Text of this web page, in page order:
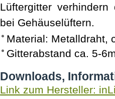
Lüftergitter
bei Gehäuselüftern.
Material: Metalldraht,
Gitterabstand ca. 5-
Downloads,
Link zum Hersteller: